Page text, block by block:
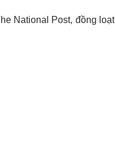
National Post, đồng loạt